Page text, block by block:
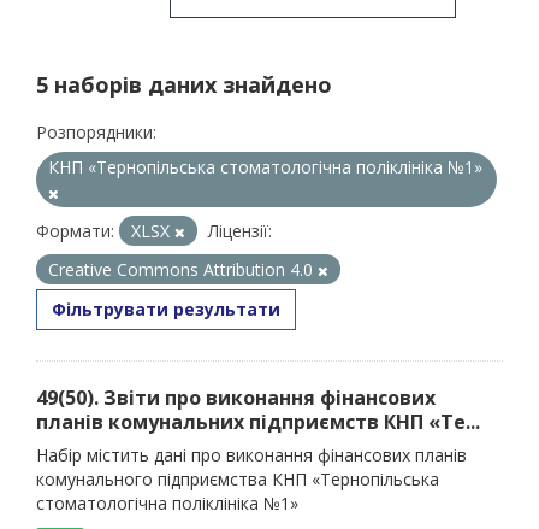
5 наборів даних знайдено
Розпорядники:
КНП «Тернопільська стоматологічна поліклініка №1»
Формати: XLSX
Ліцензії:
Creative Commons Attribution 4.0
Фільтрувати результати
49(50). Звіти про виконання фінансових
планів комунальних підприємств КНП «Те...
Набір містить дані про виконання фінансових планів
комунального підприємства КНП «Тернопільська
стоматологічна поліклініка №1»